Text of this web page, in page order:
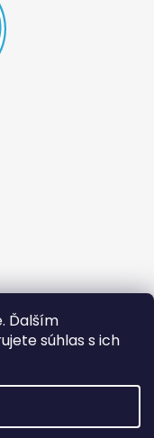
Ďalším
súhlas s ich